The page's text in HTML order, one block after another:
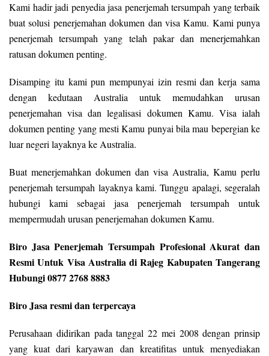
Kami hadir jadi penyedia jasa penerjemah tersumpah yang terbaik
buat solusi penerjemahan dokumen dan visa Kamu. Kami punya
penerjemah tersumpah yang telah pakar dan menerjemahkan
ratusan dokumen penting.
Disamping itu kami pun mempunyai izin resmi dan kerja sama
dengan kedutaan Australia untuk memudahkan urusan
penerjemahan visa dan legalisasi dokumen Kamu. Visa ialah
dokumen penting yang mesti Kamu punyai bila mau bepergian ke
luar negeri layaknya ke Australia.
Buat menerjemahkan dokumen dan visa Australia, Kamu perlu
penerjemah tersumpah layaknya kami. Tunggu apalagi, segeralah
hubungi kami sebagai jasa penerjemah tersumpah untuk
mempermudah urusan penerjemahan dokumen Kamu.
Biro Jasa Penerjemah Tersumpah Profesional Akurat dan
Resmi Untuk Visa Australia di Rajeg Kabupaten Tangerang
Hubungi 0877 2768 8883
Biro Jasa resmi dan terpercaya
Perusahaan didirikan pada tanggal 22 mei 2008 dengan prinsip
yang kuat dari karyawan dan kreatifitas untuk menyediakan